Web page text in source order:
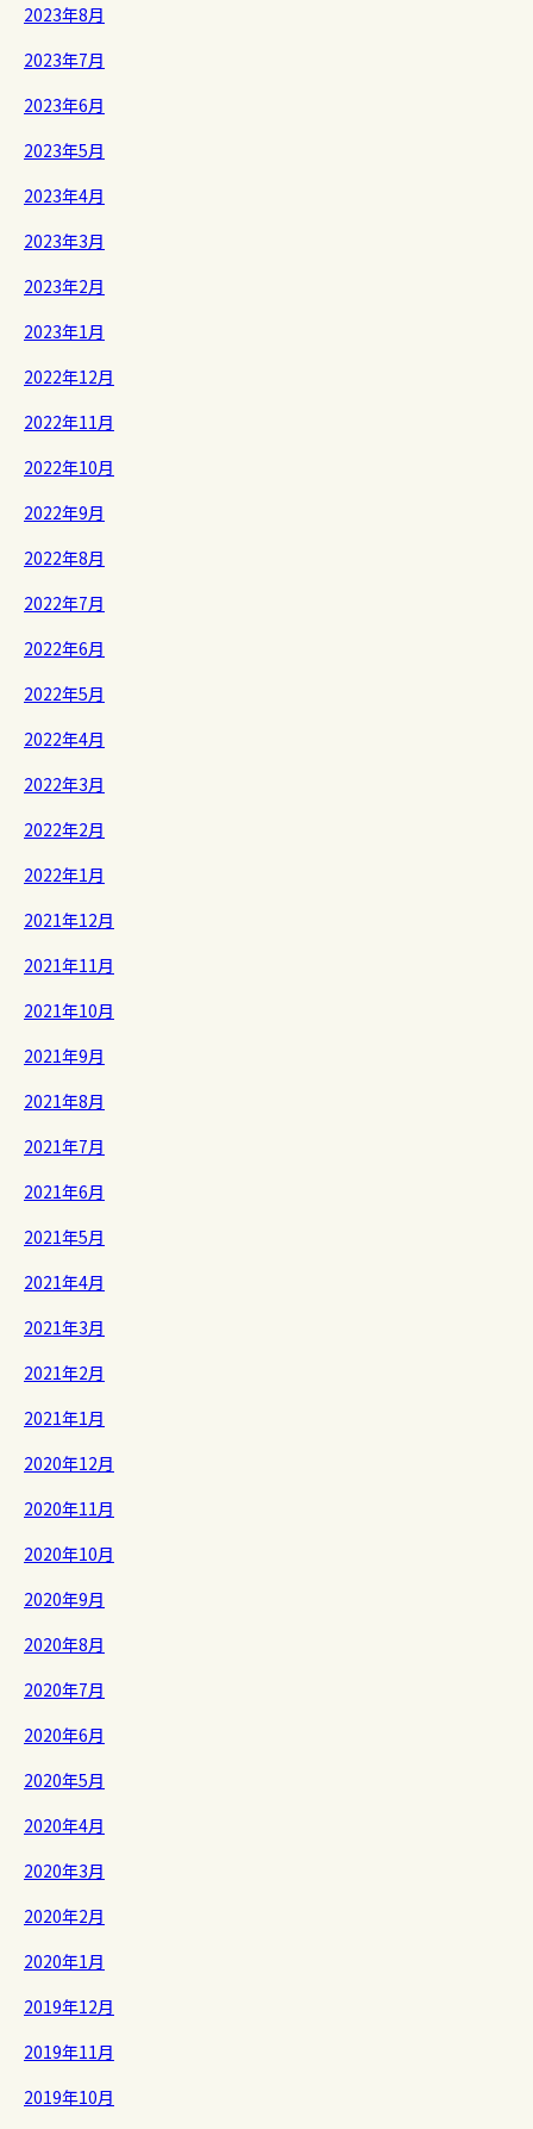
2023年8月
2023年7月
2023年6月
2023年5月
2023年4月
2023年3月
2023年2月
2023年1月
2022年12月
2022年11月
2022年10月
2022年9月
2022年8月
2022年7月
2022年6月
2022年5月
2022年4月
2022年3月
2022年2月
2022年1月
2021年12月
2021年11月
2021年10月
2021年9月
2021年8月
2021年7月
2021年6月
2021年5月
2021年4月
2021年3月
2021年2月
2021年1月
2020年12月
2020年11月
2020年10月
2020年9月
2020年8月
2020年7月
2020年6月
2020年5月
2020年4月
2020年3月
2020年2月
2020年1月
2019年12月
2019年11月
2019年10月